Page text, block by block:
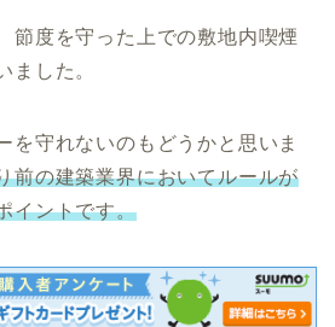
節度を守った上での敷地内喫煙
ました。
を守れないのもどうかと思いま
前の建築業界においてルールが
イントです。